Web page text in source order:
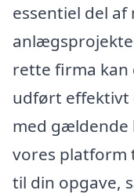
essentiel del
rette firma kan
udført effektivt
med gældende
vores platform
til din opgave,